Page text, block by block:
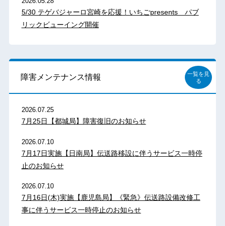
5/30 テゲバジャーロ宮崎を応援！いちごpresents パブ
リックビューイング開催
障害メンテナンス情報
一覧を見
る
2026.07.25
7月25日【都城局】障害復旧のお知らせ
2026.07.10
7月17日実施【日南局】伝送路移設に伴うサービス一時停
止のお知らせ
2026.07.10
7月16日(木)実施【鹿児島局】《緊急》伝送路設備改修工
事に伴うサービス一時停止のお知らせ